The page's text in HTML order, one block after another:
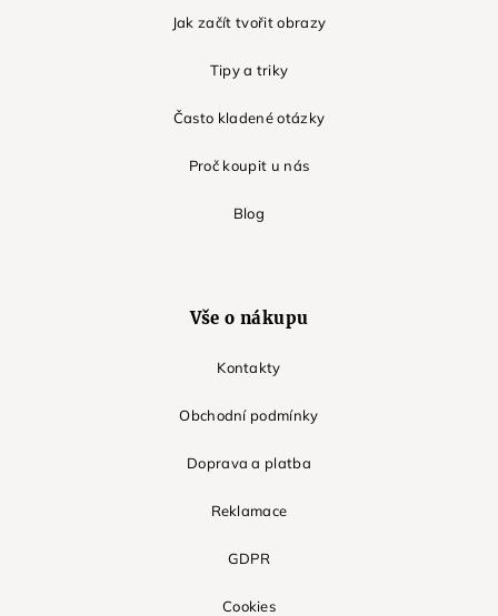
Jak začít tvořit obrazy
Tipy a triky
Často kladené otázky
Proč koupit u nás
Blog
Vše o nákupu
Kontakty
Obchodní podmínky
Doprava a platba
Reklamace
GDPR
Cookies